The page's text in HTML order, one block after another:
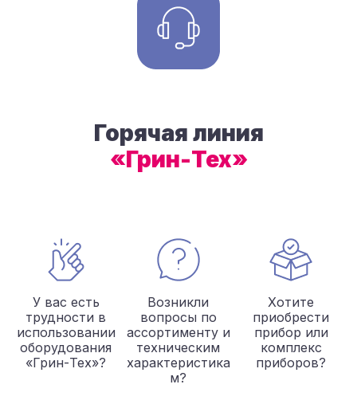
Горячая линия
«Грин-Тех»
У вас есть
трудности в
использовании
оборудования
«Грин-Тех»?
Возникли
вопросы по
ассортименту и
техническим
характеристика
м?
Хотите
приобрести
прибор или
комплекс
приборов?